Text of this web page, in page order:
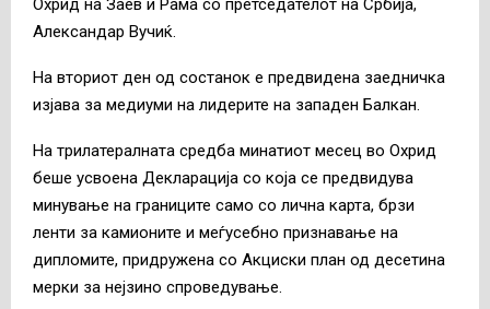
Охрид на Заев и Рама со претседателот на Србија,
Александар Вучиќ.
На вториот ден од состанок е предвидена заедничка
изјава за медиуми на лидерите на западен Балкан.
На трилатералната средба минатиот месец во Охрид
беше усвоена Декларација со која се предвидува
минување на границите само со лична карта, брзи
ленти за камионите и меѓусебно признавање на
дипломите, придружена со Акциски план од десетина
мерки за нејзино спроведување.